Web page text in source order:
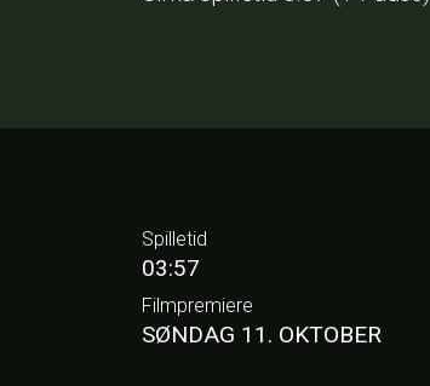
Spilletid
03:57
Filmpremiere
SØNDAG 11. OKTOBER